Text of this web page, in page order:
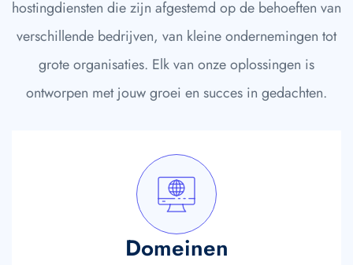
hostingdiensten die zijn afgestemd op de behoeften van
verschillende bedrijven, van kleine ondernemingen tot
grote organisaties. Elk van onze oplossingen is
ontworpen met jouw groei en succes in gedachten.
Domeinen